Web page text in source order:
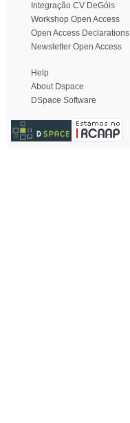
Integração CV DeGóis
Workshop Open Access
Open Access Declarations
Newsletter Open Access
Help
About Dspace
DSpace Software